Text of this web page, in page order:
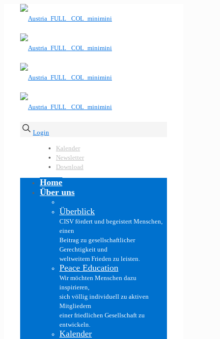
Login
Kalender
Newsletter
Download
Home
Über uns
Überblick
CISV fördert und begeistert Menschen,
einen
Beitrag zu gesellschaftlicher
Gerechtigkeit und
weltweitem Frieden zu leisten.
Peace Education
Wir möchten Menschen dazu
inspirieren,
sich völlig individuell zu aktiven
Mitgliedern
einer friedlichen Gesellschaft zu
entwickeln.
Kalender